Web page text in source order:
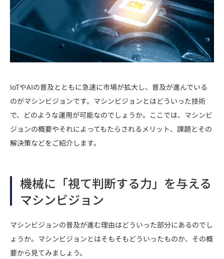
IoTやAIの普及とともに急速に市場が拡大し、普及が進んでいる
のがマシンビジョンです。マシンビジョンとはどういった技術
で、どのような運用が可能なのでしょうか。ここでは、マシンビ
ジョンの概要やそれによってもたらされるメリット、課題とその
解決策などをご紹介します。
機械に「視て判断する力」を与える
マシンビジョン
マシンビジョンの普及が進む理由はどういった部分にあるのでし
ょうか。マシンビジョンとはそもそもどういったものか、その概
要から見てみましょう。